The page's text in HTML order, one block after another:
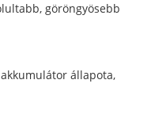
göröngyösebb
állapota,